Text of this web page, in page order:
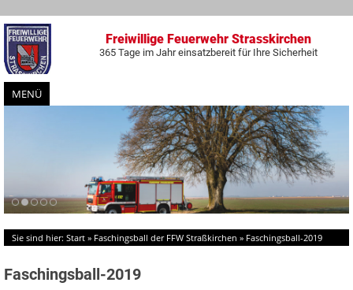
Freiwillige Feuerwehr Strasskirchen
365 Tage im Jahr einsatzbereit für Ihre Sicherheit
MENÜ
Zum
Inhalt
springen
Sie sind hier: Start » Faschingsball der FFW Straßkirchen » Faschingsball-2019
Faschingsball-2019